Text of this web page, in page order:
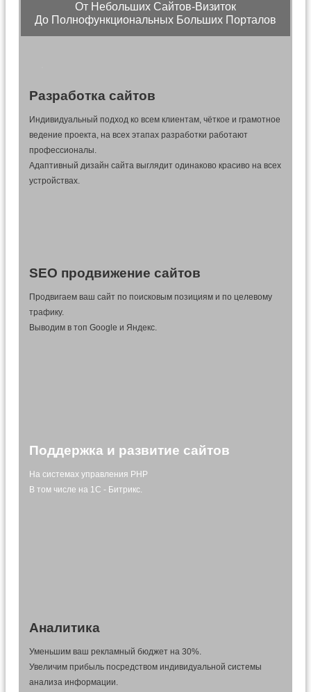
От Небольших Сайтов-Визиток
До Полнофункциональных Больших Порталов
Разработка сайтов
Индивидуальный подход ко всем клиентам, чёткое и грамотное
ведение проекта, на всех этапах разработки работают
профессионалы.
Адаптивный дизайн сайта выглядит одинаково красиво на всех
устройствах.
SEO продвижение сайтов
Продвигаем ваш сайт по поисковым позициям и по целевому
трафику.
Выводим в топ Google и Яндекс.
Поддержка и развитие сайтов
На системах управления PHP
В том числе на 1C - Битрикс.
Аналитика
Уменьшим ваш рекламный бюджет на 30%.
Увеличим прибыль посредством индивидуальной системы
анализа информации.